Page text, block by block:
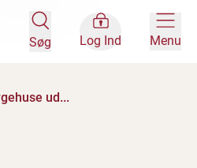
Søg Log Ind Menu
ud...